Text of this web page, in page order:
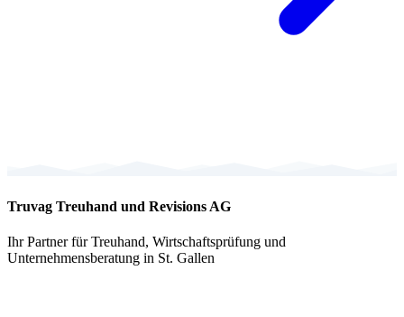
Truvag Treuhand und Revisions AG
Ihr Partner für Treuhand, Wirtschaftsprüfung und
Unternehmensberatung in St. Gallen